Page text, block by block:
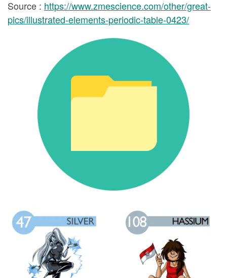
Source : https://www.zmescience.com/other/great-
pics/illustrated-elements-periodic-table-0423/